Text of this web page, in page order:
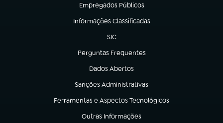
Empregados Públicos
(abre em nova aba)
Informações Classificadas
(abre em nova aba)
SIC
(abre em nova aba)
Perguntas Frequentes
(abre em nova aba)
Dados Abertos
(abre em nova aba)
Sanções Administrativas
(abre em nova aba)
Ferramentas e Aspectos Tecnológicos
(abre em nova aba)
Outras Informações
(abre em nova aba)